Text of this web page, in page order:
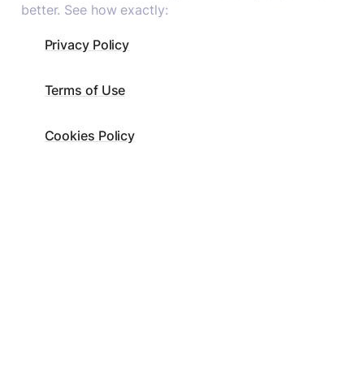
better. See how exactly:
Privacy Policy
Terms of Use
Cookies Policy